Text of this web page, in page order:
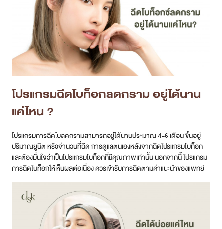
โปรแกรมฉีดโบท็อกลดกราม อยู่ได้นาน
แค่ไหน ?
โปรแกรมการฉีดโบลดกรามสามารถอยู่ได้นานประมาณ 4-6 เดือน ขึ้นอยู่
ปริมาณยูนิต หรือจำนวนที่ฉีด การดูแลตนเองหลังจากฉีดโปรแกรมโบท็อก
และต้องมั่นใจว่าเป็นโปรแกรมโบท็อกที่มีคุณภาพเท่านั้น นอกจากนี้ โปรแกรม
การฉีดโบท็อกให้เห็นผลต่อเนื่อง ควรเข้ารับการฉีดตามคำแนะนำของแพทย์